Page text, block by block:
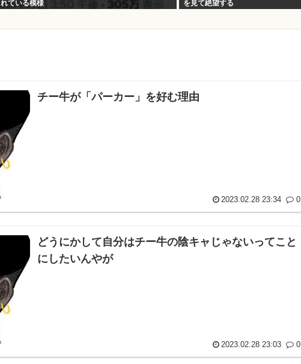
れている模様
を見て絶望する
チー牛が「パーカー」を好む理由
2023.02.28 23:34 0
どうにかして自分はチー牛の陰キャじゃないってこと
にしたいんやが
2023.02.28 23:03 0